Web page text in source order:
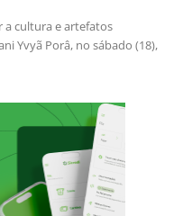
a cultura e artefatos
Yvyã Porâ, no sábado (18),